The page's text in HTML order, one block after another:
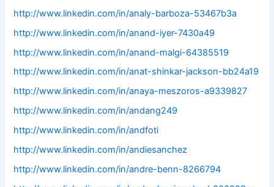
http://www.linkedin.com/in/analy-barboza-53467b3a
http://www.linkedin.com/in/anand-iyer-7430a49
http://www.linkedin.com/in/anand-malgi-64385519
http://www.linkedin.com/in/anat-shinkar-jackson-bb24a19
http://www.linkedin.com/in/anaya-meszoros-a9339827
http://www.linkedin.com/in/andang249
http://www.linkedin.com/in/andfoti
http://www.linkedin.com/in/andiesanchez
http://www.linkedin.com/in/andre-benn-8266794